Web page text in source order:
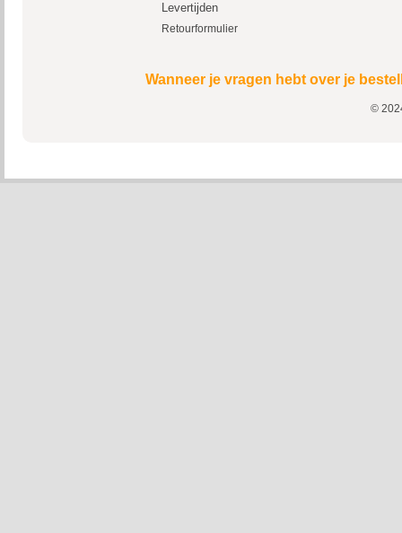
Levertijden
Retourformulier
Wanneer je vragen hebt over je
©